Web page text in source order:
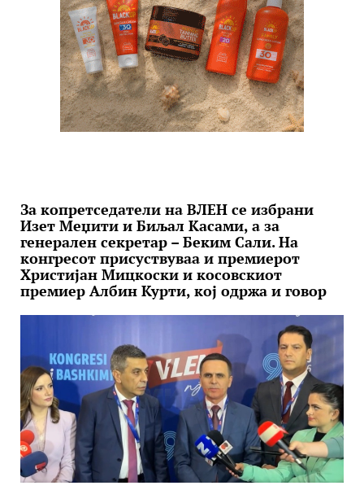
За копретседатели на ВЛЕН се избрани
Изет Меџити и Биљал Касами, а за
генерален секретар – Беким Сали. На
конгресот присуствуваа и премиерот
Христијан Мицкоски и косовскиот
премиер Албин Курти, кој одржа и говор